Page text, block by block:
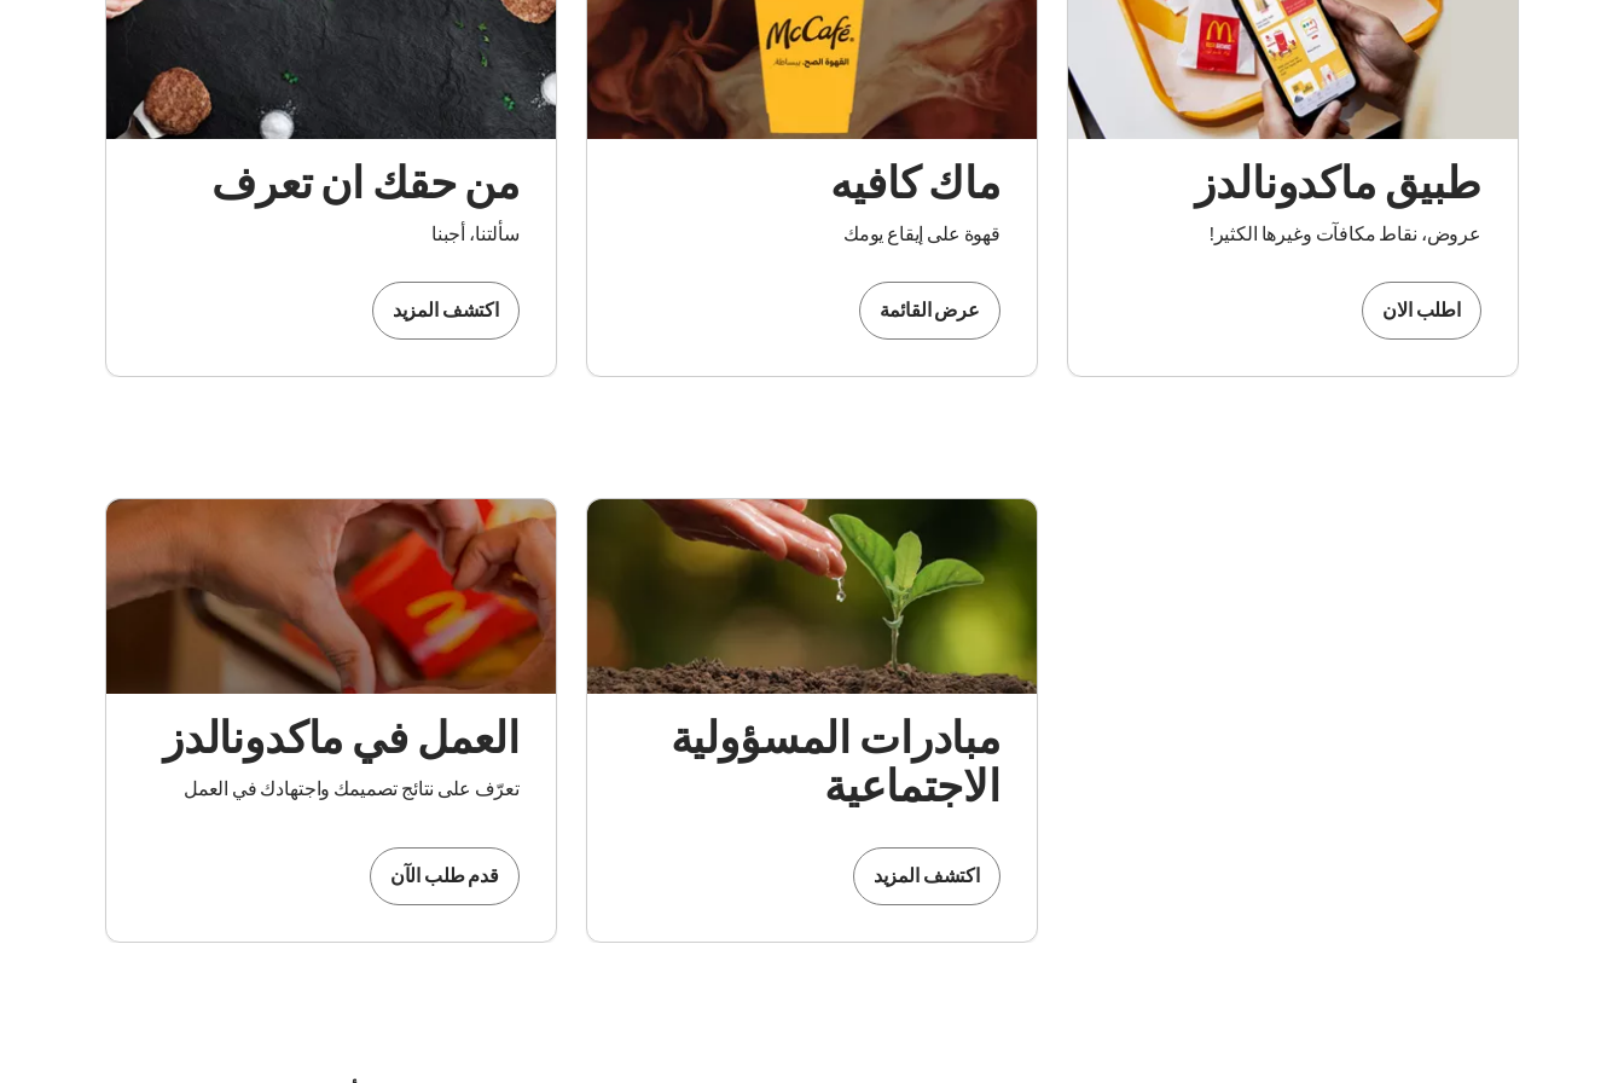
من حقك ان تعرف
سألتنا، أجبنا
اكتشف المزيد
ماك كافيه
قهوة على إيقاع يومك
عرض القائمة
طبيق ماكدونالدز
عروض، نقاط مكافآت وغيرها الكثير!
اطلب الان
العمل في ماكدونالدز
تعرّف على نتائج تصميمك واجتهادك في العمل
قدم طلب الآن
مبادرات المسؤولية
الاجتماعية
اكتشف المزيد